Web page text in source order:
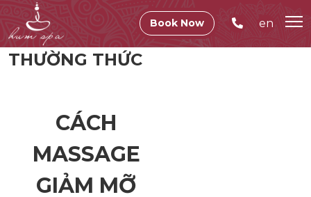
Book Now en
THƯỜNG THỨC
CÁCH
MASSAGE
GIẢM MỠ